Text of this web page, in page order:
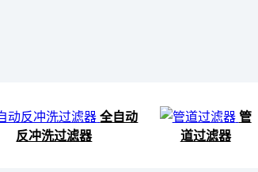
全自动
反冲洗过滤器
管
道过滤器